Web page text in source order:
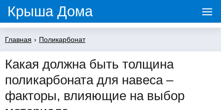
Крыша Дома
Главная › Поликарбонат
Какая должна быть толщина
поликарбоната для навеса –
факторы, влияющие на выбор